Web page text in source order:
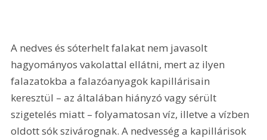
A nedves és sóterhelt falakat nem javasolt
hagyományos vakolattal ellátni, mert az ilyen
falazatokba a falazóanyagok kapillárisain
keresztül – az általában hiányzó vagy sérült
szigetelés miatt – folyamatosan víz, illetve a vízben
oldott sók szivárognak. A nedvesség a kapillárisok